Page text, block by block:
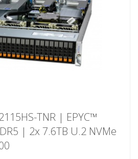
TNR | EPYC™
| 2x 7.6TB U.2 NVMe